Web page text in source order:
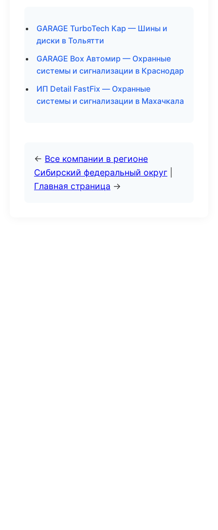
GARAGE TurboTech Кар — Шины и
диски в Тольятти
GARAGE Box Автомир — Охранные
системы и сигнализации в Краснодар
ИП Detail FastFix — Охранные
системы и сигнализации в Махачкала
← Все компании в регионе
Сибирский федеральный округ
Главная страница →